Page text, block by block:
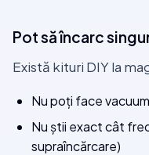
Pot să încarc
Există kituri DIY la
Nu poți face
Nu știi exact cât
supraîncărcare)